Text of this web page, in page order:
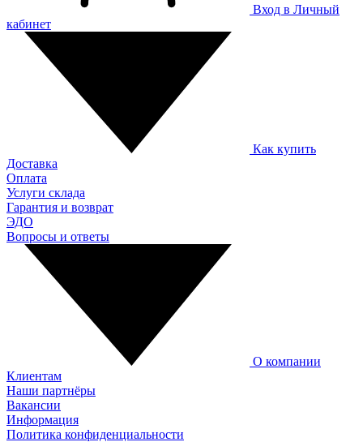
Вход в Личный
кабинет
Как купить
Доставка
Оплата
Услуги склада
Гарантия и возврат
ЭДО
Вопросы и ответы
О компании
Клиентам
Наши партнёры
Вакансии
Информация
Политика конфиденциальности